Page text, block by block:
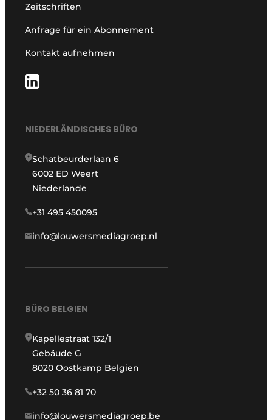
Zeitschriften
Anfrage für ein Abonnement
Kontakt aufnehmen
NIEDERLÄNDISCHES BÜRO
Schatbeurderlaan 6
6002 ED Weert
Niederlande
+31 495 450095
info@louwersmediagroep.nl
BÜRO BELGIEN
Kapellestraat 132/1
Gebäude G
8020 Oostkamp Belgien
+32 50 36 81 70
info@louwersmediagroep.be